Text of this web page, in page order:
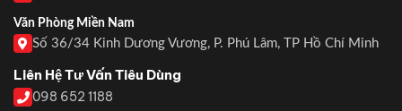
Văn Phòng Miền Nam
Số 36/34 Kinh Dương Vương, P. Phú Lâm, TP Hồ Chí Minh
Liên Hệ Tư Vấn Tiêu Dùng
098 652 1188